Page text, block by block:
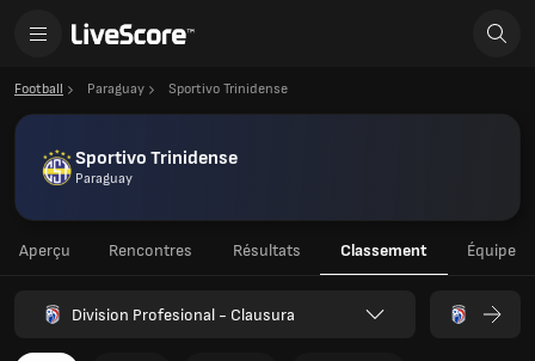
Football Paraguay Sportivo Trinidense
Sportivo Trinidense
Paraguay
Aperçu Rencontres Résultats Classement Équipe
Division Profesional - Clausura